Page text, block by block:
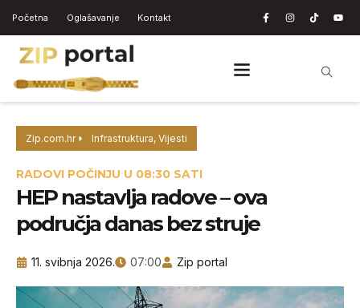
Početna Oglašavanje Kontakt
Zip.com.hr Infrastruktura, Vijesti
RADOVI POČINJU U 08:30 SATI
HEP nastavlja radove – ova
područja danas bez struje
11. svibnja 2026. 07:00 Zip portal